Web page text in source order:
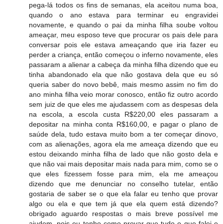
pega-lá todos os fins de semanas, ela aceitou numa boa,
quando o ano estava para terminar eu engravidei
novamente, e quando o pai da minha filha soube voltou
ameaçar, meu esposo teve que procurar os pais dele para
conversar pois ele estava ameaçando que iria fazer eu
perder a criança, então começou o inferno novamente, eles
passaram a alienar a cabeça da minha filha dizendo que eu
tinha abandonado ela que não gostava dela que eu só
queria saber do novo bebê, mais mesmo assim no fim do
ano minha filha veio morar conosco, então fiz outro acordo
sem juiz de que eles me ajudassem com as despesas dela
na escola, a escola custa R$220,00 eles passaram a
depositar na minha conta R$160,00, e pagar o plano de
saúde dela, tudo estava muito bom a ter começar dinovo,
com as alienações, agora ela me ameaça dizendo que eu
estou deixando minha filha de lado que não gosto dela e
que não vai mais depositar mais nada para mim, como se o
que eles fizessem fosse para mim, ela me ameaçou
dizendo que me denunciar no conselho tutelar, então
gostaria de saber se o que ela falar eu tenho que provar
algo ou ela e que tem já que ela quem está dizendo?
obrigado aguardo respostas o mais breve possível me